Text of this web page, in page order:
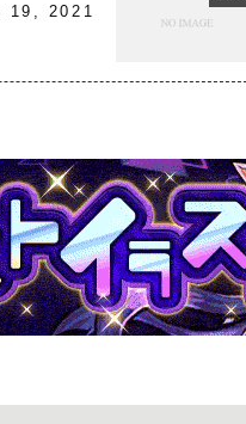
19, 2021